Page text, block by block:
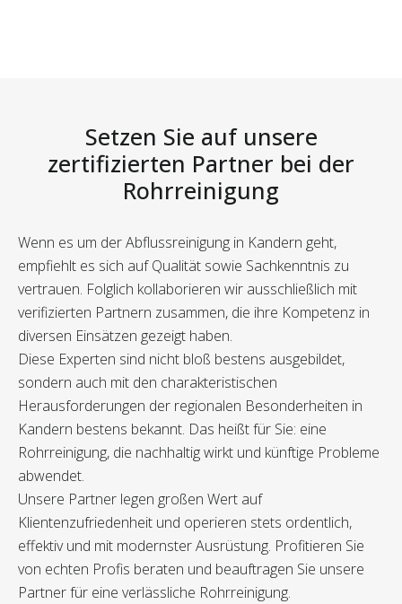
Setzen Sie auf unsere
zertifizierten Partner bei der
Rohrreinigung
Wenn es um der Abflussreinigung in Kandern geht,
empfiehlt es sich auf Qualität sowie Sachkenntnis zu
vertrauen. Folglich kollaborieren wir ausschließlich mit
verifizierten Partnern zusammen, die ihre Kompetenz in
diversen Einsätzen gezeigt haben.
Diese Experten sind nicht bloß bestens ausgebildet,
sondern auch mit den charakteristischen
Herausforderungen der regionalen Besonderheiten in
Kandern bestens bekannt. Das heißt für Sie: eine
Rohrreinigung, die nachhaltig wirkt und künftige Probleme
abwendet.
Unsere Partner legen großen Wert auf
Klientenzufriedenheit und operieren stets ordentlich,
effektiv und mit modernster Ausrüstung. Profitieren Sie
von echten Profis beraten und beauftragen Sie unsere
Partner für eine verlässliche Rohrreinigung.